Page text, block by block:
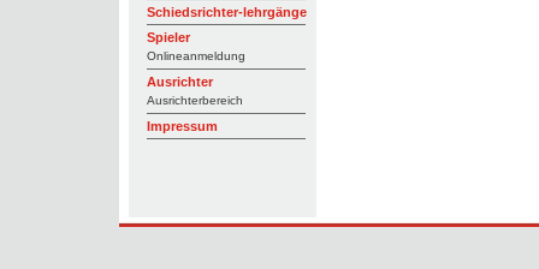
Schiedsrichter-lehrgänge
Spieler
Onlineanmeldung
Ausrichter
Ausrichterbereich
Impressum